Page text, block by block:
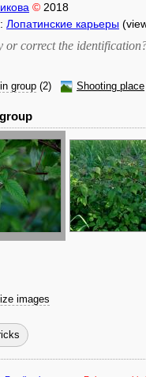
© 2018
Лопатинские карьеры
or correct the
group (2) Shooting place
images